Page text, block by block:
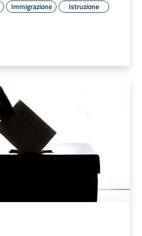
Immigrazione Istruzione